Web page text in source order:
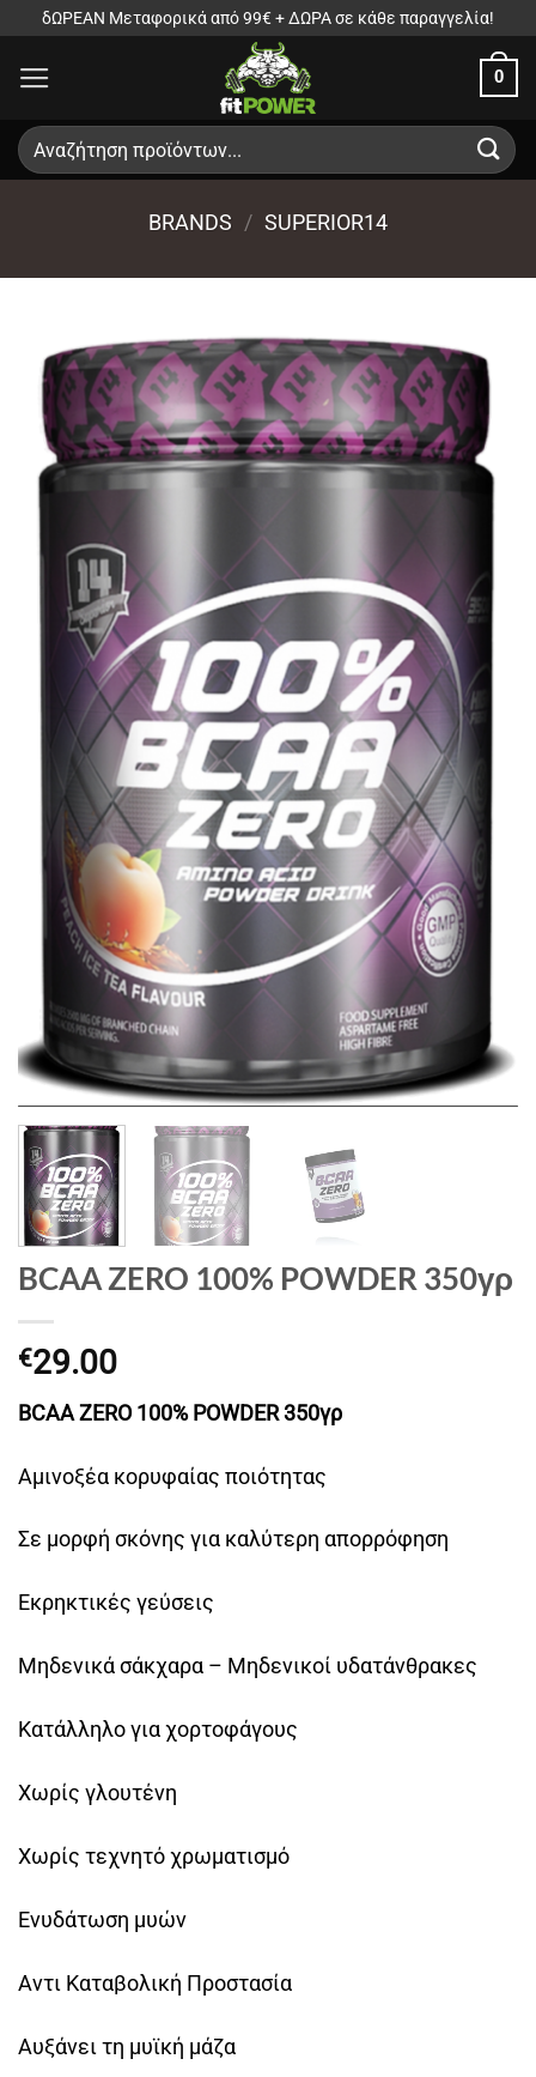
Μετάβαση
περιεχόμενο
δΩΡΕΑΝ Μεταφορικά από 99€ + ΔΩΡΑ σε κάθε παραγγελία!
0
Αναζήτηση
για:
BRANDS / SUPERIOR14
BCAA ZERO 100% POWDER 350γρ
€29.00
BCAA ZERO 100% POWDER 350γρ
Αμινοξέα κορυφαίας ποιότητας
Σε μορφή σκόνης για καλύτερη απορρόφηση
Εκρηκτικές γεύσεις
Μηδενικά σάκχαρα – Μηδενικοί υδατάνθρακες
Κατάλληλο για χορτοφάγους
Χωρίς γλουτένη
Χωρίς τεχνητό χρωματισμό
Ενυδάτωση μυών
Αντι Καταβολική Προστασία
Αυξάνει τη μυϊκή μάζα